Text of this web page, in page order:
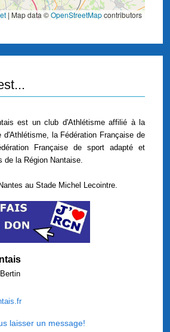
| Map data ©OpenStreetMapcontributors
est un club d'Athlétisme affilié à la
d'Athlétisme, la Fédération Française de
Française de sport adapté et
de la Région Nantaise.
au Stade Michel Lecointre.
laisser un message!